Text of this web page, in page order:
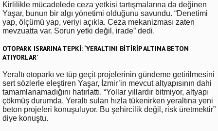
Kirlilikle mücadelede ceza yetkisi tartışmalarına da değinen
Yaşar, bunun bir algı yönetimi olduğunu savundu. “Denetimi
yap, ölçümü yap, veriyi açıkla. Ceza mekanizması zaten
mevzuatta var. Sorun yetki değil, irade” dedi.
OTOPARK ISRARINA TEPKİ: ‘YERALTINI BİTİRİP ALTINA BETON
ATIYORLAR’
Yeraltı otoparkı ve tüp geçit projelerinin gündeme getirilmesini
sert sözlerle eleştiren Yaşar, İzmir’in mevcut altyapısının dahi
tamamlanamadığını hatırlattı. “Yollar yıllardır bitmiyor, altyapı
çökmüş durumda. Yeraltı suları hızla tükenirken yeraltına yeni
beton projeleri konuşuluyor. Bu şehircilik değil, risk üretmektir”
diye konuştu.